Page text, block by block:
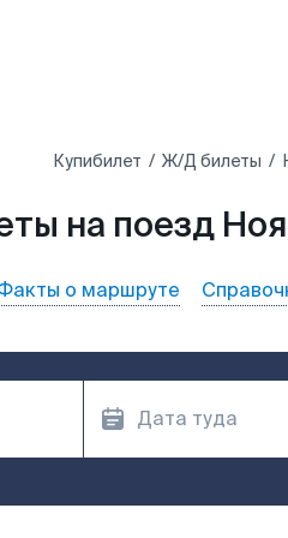
Купибилет Ж/Д билеты
на поезд
о маршруте